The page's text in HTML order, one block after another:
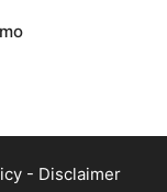
- Disclaimer